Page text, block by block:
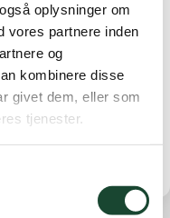
oplysninger om
vores partnere inden
og
kombinere disse
givet dem, eller som
tjenester.
i B-rækken, der
til almindelig